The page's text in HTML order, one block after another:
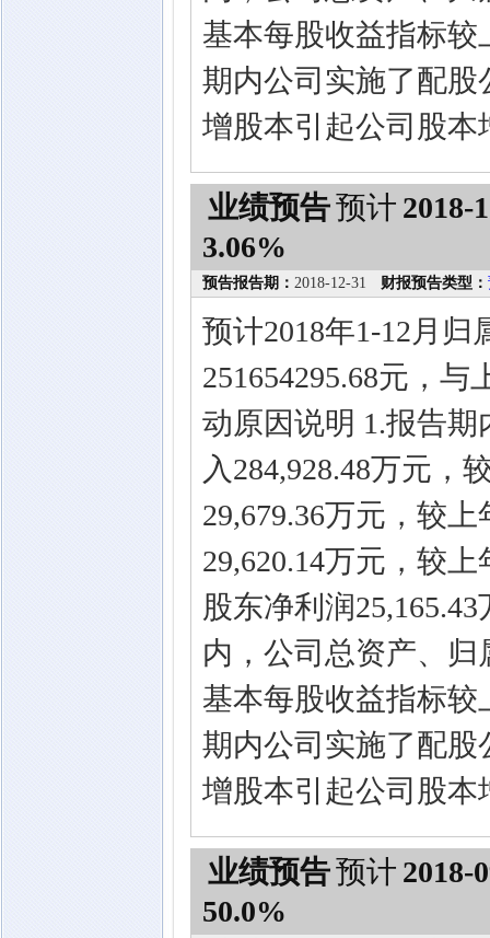
基本每股收益指标较
期内公司实施了配
增股本引起公司股本
业绩预告预计 2018-
3.06%
预告报告期： 2018-12-31 财报预告类型：
预计2018年1-12月
251654295.68元，
动原因说明 1.报告
入284,928.48万元，
29,679.36万元，较
29,620.14万元，较
股东净利润
内，公司总资产、
基本每股收益指标较
期内公司实施了配
增股本引起公司股本
业绩预告预计 2018-
50.0%